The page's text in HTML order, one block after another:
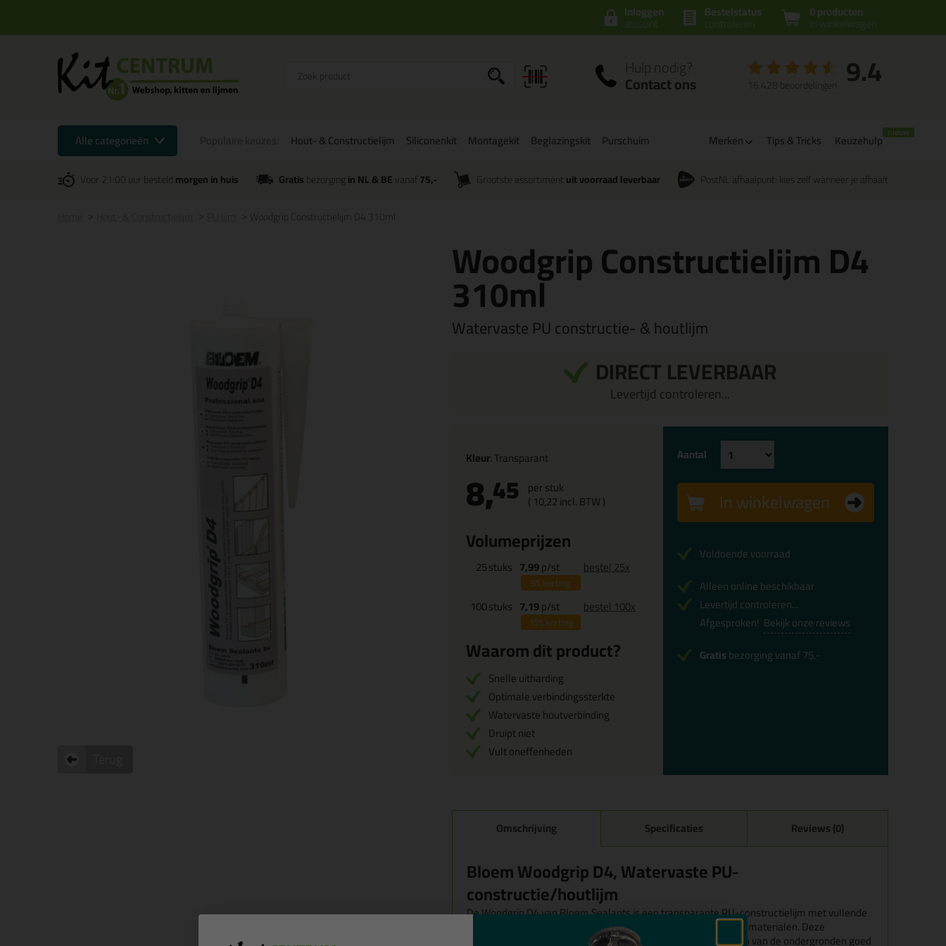
0 producten
in winkelwagen
Bestelstatus
controleren
Inloggen
account
Hulp nodig?
Contact ons 9.4
16.428 beoordelingen
Alle categorieën Hout- & Constructielijm Siliconenkit Montagekit Beglazingskit Purschuim Merken Tips & Tricks Keuzehulp
Voor 21:00 uur besteldmorgen in huis Gratisbezorgingin NL & BEvanaf 75,- Grootste assortiment uit voorraad leverbaar PostNL afhaalpunt: kies zelf wanneer je afhaalt
Woodgrip Constructielijm D4 310ml
Woodgrip Constructielijm D4
310ml
Watervaste PU constructie- & houtlijm
DIRECT LEVERBAAR
Levertijd controleren...
Kleur: Transparant
8,45 per stuk
( 10,22incl. BTW )
Volumeprijzen
25stuks 7,99p/st
5%korting
bestel 25x
100stuks 7,19p/st
15%korting
bestel 100x
Waarom dit product?
Snelle uitharding
Optimale verbindingssterkte
Watervaste houtverbinding
Druipt niet
Vult oneffenheden
Aantal
In winkelwagen
Voldoende voorraad
Alleen online beschikbaar
Levertijd controleren...
Afgesproken! Bekijk onze reviews
Gratisbezorging vanaf 75,-
Omschrijving Specificaties Reviews (0)
Bloem Woodgrip D4, Watervaste PU-
constructie/houtlijm
De Woodgrip D4 van Bloem Sealants is een transparante PU-constructielijm met vullende
eigenschappen. Ideaal voor een watervaste verlijming van vele materialen. Deze
constructielijm druipt niet, hardt snel door en vult oneffenheden van de ondergronden goed